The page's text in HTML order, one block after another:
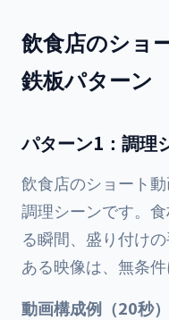
飲食店のショ
鉄板パターン
パターン1：調理
飲食店のショート
調理シーンです。
る瞬間、盛り付け
ある映像は、無条
動画構成例（20秒）